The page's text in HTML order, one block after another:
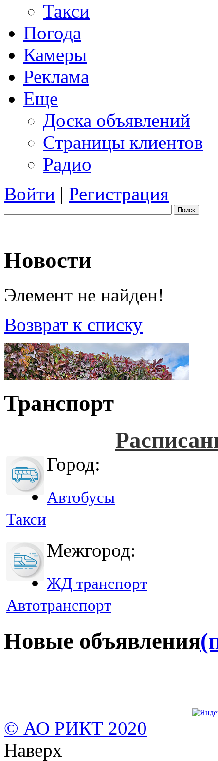
Такси
Погода
Камеры
Реклама
Еще
Доска объявлений
Страницы клиентов
Радио
Войти | Регистрация
Поиск
Новости
Элемент не найден!
Возврат к списку
Транспорт
Город:
Автобусы
Такси
Межгород:
ЖД транспорт
Автотранспорт
Новые объявления
© АО РИКТ 2020
Наверх